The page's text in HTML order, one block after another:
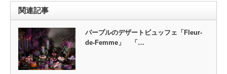
関連記事
パープルのデザートビュッフェ「Fleur‐
de‐Femme」 「…